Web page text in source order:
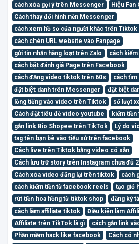
cách xóa gợi ý trên Messenger
Hiệu Fan
Cách thay đổi hình nền Messenger
cách xem hồ sơ của người khác trên
cách chèn URL website vào Fanpage
gửi tin nhắn hàng loạt trên Zalo
cách
cách bật đánh giá Page trên Facebook
cách đăng video tiktok trên 60s
cách tìm
đặt biệt danh trên Messenger
đặt biệt
lồng tiếng vào video trên Tiktok
số lượt
Cách đặt tiêu đề video youtube
kiếm
gắn link Bio Shopee trên TikTok
Lý do
tag tên bạn bè vào tiểu sử trên facebook
Cách live trên Tiktok bằng video có sẵn
Cách lưu trữ story trên Instagram chưa đủ
Cách xóa video đăng lại trên tiktok
cách
cách kiếm tiền từ facebook reels
tạo giỏ
rút tiền hoa hồng từ tiktok shop
đăng ký
cách làm affiliate tiktok
Điều kiện làm
Affiliate trên TikTok là gì
cách gắn link
Phần mềm hack like facebook
Cách có